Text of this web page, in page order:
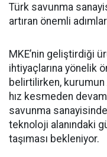
Türk savunma
artıran önemli
MKE’nin geliştirdiği
ihtiyaçlarına yönelik
belirtilirken, kurumun
hız kesmeden
savunma sanayisinde
teknoloji alanındaki
taşıması bekleniyor.